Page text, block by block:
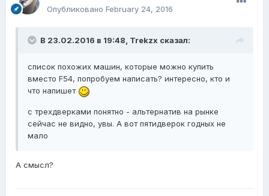
Опубликовано February 24, 2016
В 23.02.2016 в 19:48, Trekzx сказал:
список похожих машин, которые можно купить
вместо F54, попробуем написать? интересно, кто и
что напишет
с трехдверками понятно - альтернатив на рынке
сейчас не видно, увы. А вот пятидверок годных не
мало
А смысл?